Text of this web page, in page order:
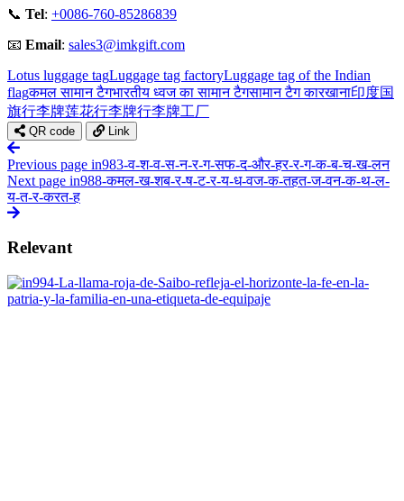
📞 Tel: +0086-760-85286839
📧 Email: sales3@imkgift.com
Lotus luggage tagLuggage tag factoryLuggage tag of the Indian
flagकमल सामान टैगभारतीय ध्वज का सामान टैगसामान टैग कारखाना印度国
旗行李牌莲花行李牌行李牌工厂
QR code Link
Previous page in983-व-श-व-स-न-र-ग-सफ-द-और-हर-र-ग-क-ब-च-ख-लन
Next page in988-कमल-ख-शब-र-ष-ट-र-य-ध-वज-क-तहत-ज-वन-क-थ-ल-
य-त-र-करत-ह
Relevant